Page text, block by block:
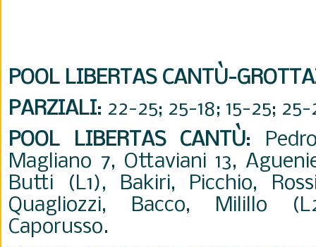
POOL LIBERTAS CANTÙ-
PARZIALI: 22-25; 25-18; 15-25;
POOL LIBERTAS CANTÙ:
Magliano 7, Ottaviani 13,
Butti (L1), Bakiri, Picchio,
Quagliozzi, Bacco, Milillo
Caporusso.